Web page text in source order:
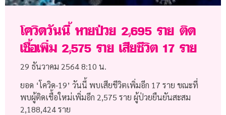
โควิดวันนี้ หายป่วย 2,695 ราย ติด
เชื้อเพิ่ม 2,575 ราย เสียชีวิต 17 ราย
29 ธันวาคม 25648:10 น.
ยอด ‘โควิด-19’ วันนี้ พบเสียชีวิตเพิ่มอีก 17 ราย ขณะที่
พบผู้ติดเชื้อใหม่เพิ่มอีก 2,575 ราย ผู้ป่วยยืนยันสะสม
2,188,424 ราย